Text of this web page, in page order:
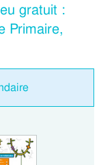
gratuit :
Primaire,